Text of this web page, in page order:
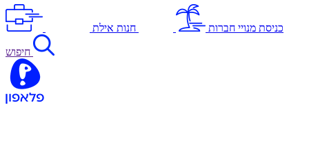
כניסת מנויי חברות חנות אילת
חיפוש